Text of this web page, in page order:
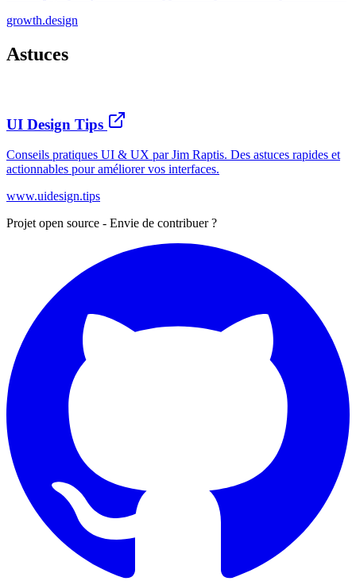
growth.design
Astuces
UI Design Tips
Conseils pratiques UI & UX par Jim Raptis. Des astuces rapides et
actionnables pour améliorer vos interfaces.
www.uidesign.tips
Projet open source - Envie de contribuer ?